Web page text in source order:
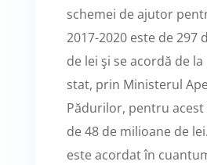
schemei de ajutor
2017-2020 este de 297
de lei şi se acordă de
stat, prin Ministerul
Pădurilor, pentru acest
de 48 de milioane de
este acordat în